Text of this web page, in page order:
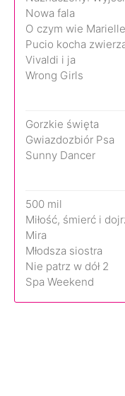
Nowa fala
O czym wie Marielle
Pucio kocha
Vivaldi i ja
Wrong Girls
Gorzkie święta
Gwiazdozbiór Psa
Sunny Dancer
500 mil
Miłość, śmierć i
Mira
Młodsza siostra
Nie patrz w dół 2
Spa Weekend